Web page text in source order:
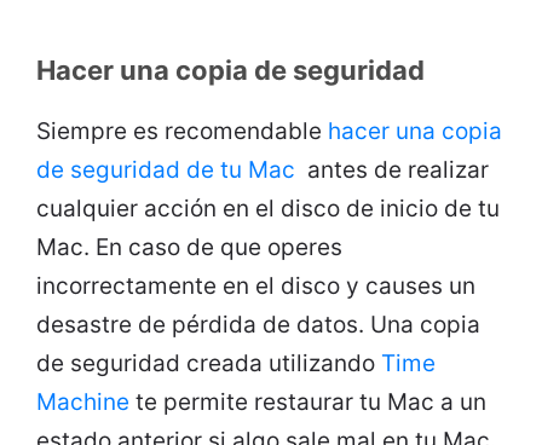
Hacer una copia de seguridad
Siempre es recomendable hacer una copia
de seguridad de tu Mac antes de realizar
cualquier acción en el disco de inicio de tu
Mac. En caso de que operes
incorrectamente en el disco y causes un
desastre de pérdida de datos. Una copia
de seguridad creada utilizando Time
Machine te permite restaurar tu Mac a un